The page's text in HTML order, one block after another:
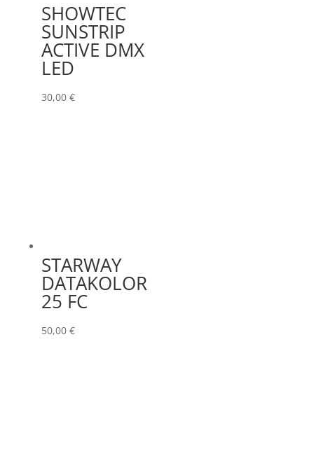
SHOWTEC
SUNSTRIP
ACTIVE DMX
LED
30,00 €
STARWAY
DATAKOLOR
25 FC
50,00 €